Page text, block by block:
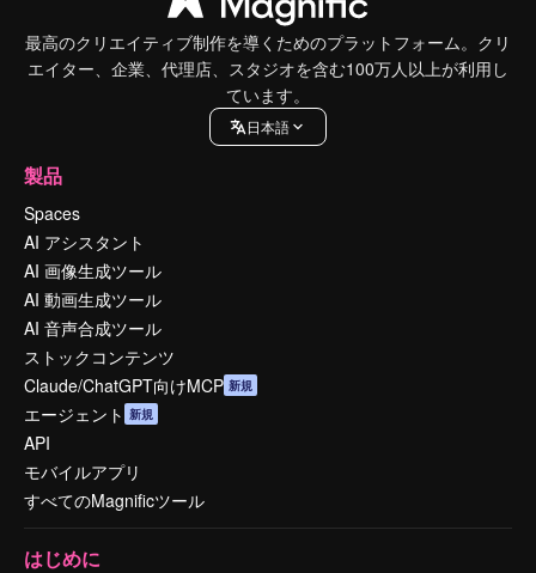
最高のクリエイティブ制作を導くためのプラットフォーム。クリ
エイター、企業、代理店、スタジオを含む100万人以上が利用し
ています。
日本語
製品
Spaces
AI アシスタント
AI 画像生成ツール
AI 動画生成ツール
AI 音声合成ツール
ストックコンテンツ
Claude/ChatGPT向けMCP 新規
エージェント 新規
API
モバイルアプリ
すべてのMagnificツール
はじめに